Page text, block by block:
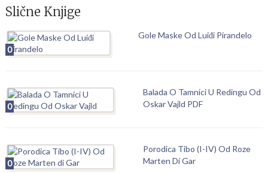
Slične Knjige
0
Gole Maske Od Luiđi Pirandelo
0
Balada O Tamnici U Redingu Od
Oskar Vajld PDF
0
Porodica Tibo (I-IV) Od Roze
Marten Di Gar